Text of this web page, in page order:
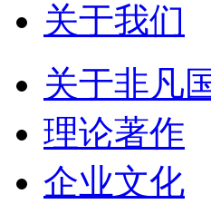
关于我们
关于非凡
理论著作
企业文化